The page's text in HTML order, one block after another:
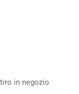
in negozio